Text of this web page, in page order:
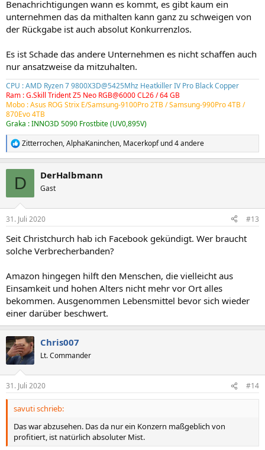
Benachrichtigungen wann es kommt, es gibt kaum ein
unternehmen das da mithalten kann ganz zu schweigen von
der Rückgabe ist auch absolut Konkurrenzlos.
Es ist Schade das andere Unternehmen es nicht schaffen auch
nur ansatzweise da mitzuhalten.
CPU : AMD Ryzen 7 9800X3D@5425Mhz Heatkiller IV Pro Black Copper
Ram : G.Skill Trident Z5 Neo RGB@6000 CL26 / 64 GB
Mobo : Asus ROG Strix E/Samsung-9100Pro 2TB /Samsung-990Pro 4TB/
870Evo 4TB
Graka : INNO3D 5090 Frostbite (UV0,895V)
R
e
e
:
Zitterrochen,AlphaKaninchen, Macerkopfund 4 andere
D DerHalbmann
Gast
31. Juli 2020 #13
Seit Christchurch hab ich Facebook gekündigt. Wer braucht
solche Verbrecherbanden?
Amazon hingegen hilft den Menschen, die vielleicht aus
Einsamkeit und hohen Alters nicht mehr vor Ort alles
bekommen. Ausgenommen Lebensmittel bevor sich wieder
einer darüber beschwert.
Chris007
Lt. Commander
31. Juli 2020 #14
savuti schrieb:
Das war abzusehen. Das da nur ein Konzern maßgeblich von
profitiert, ist natürlich absoluter Mist.